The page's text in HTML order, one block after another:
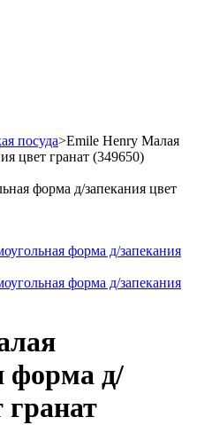
посуда>Emile Henry Малая
цвет гранат (349650)
форма д/
гранат